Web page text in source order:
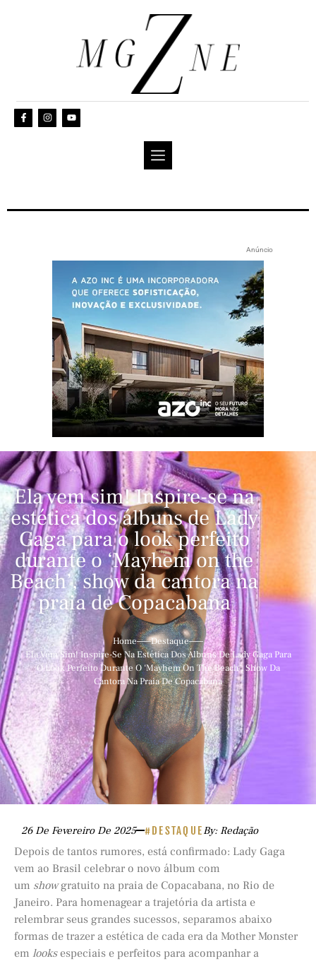
Anúncio
Ela vem sim! Inspire-se na
estética dos álbuns de Lady
Gaga para o look perfeito
durante o ‘Mayhem on the
Beach’, show da cantora na
praia de Copacabana
Home
Destaque
Ela Vem Sim! Inspire-Se Na Estética Dos Álbuns De Lady Gaga Para
O Look Perfeito Durante O ‘Mayhem On The Beach’, Show Da
Cantora Na Praia De Copacabana
26 De Fevereiro De 2025 #DESTAQUEBy: Redação
Depois de tantos rumores, está confirmado: Lady Gaga
vem ao Brasil celebrar o novo álbum com
um showgratuito na praia de Copacabana, no Rio de
Janeiro. Para homenagear a trajetória da artista e
relembrar seus grandes sucessos, separamos abaixo
formas de trazer a estética de cada era da Mother Monster
em looksespeciais e perfeitos para acompanhar a